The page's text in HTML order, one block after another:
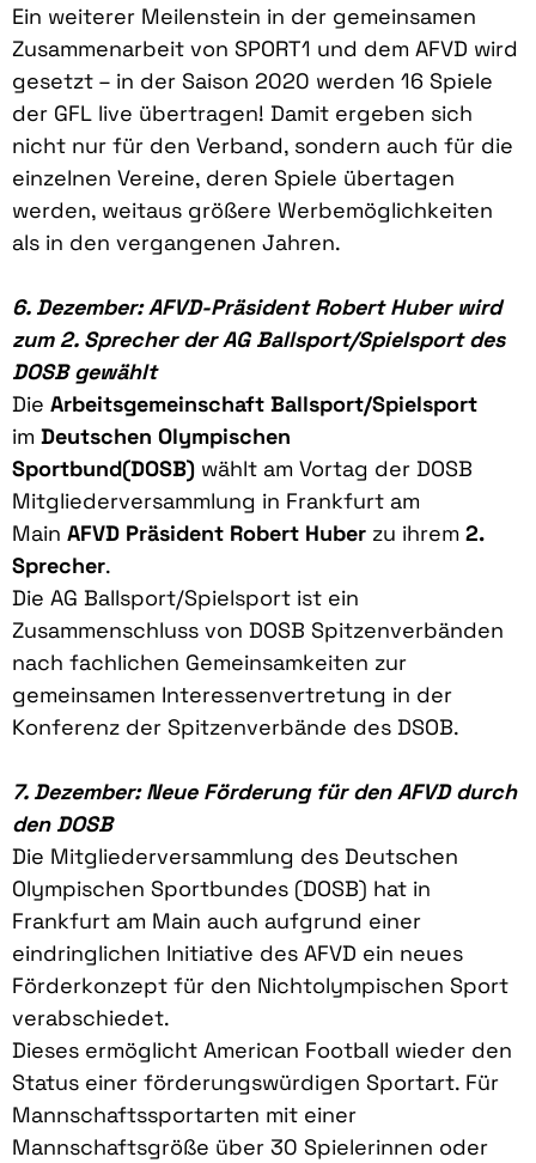
Ein weiterer Meilenstein in der gemeinsamen
Zusammenarbeit von SPORT1 und dem AFVD wird
gesetzt – in der Saison 2020 werden 16 Spiele
der GFL live übertragen! Damit ergeben sich
nicht nur für den Verband, sondern auch für die
einzelnen Vereine, deren Spiele übertagen
werden, weitaus größere Werbemöglichkeiten
als in den vergangenen Jahren.
6. Dezember: AFVD-Präsident Robert Huber wird
zum 2. Sprecher der AG Ballsport/Spielsport des
DOSB gewählt
Die Arbeitsgemeinschaft Ballsport/Spielsport
im Deutschen Olympischen
Sportbund(DOSB) wählt am Vortag der DOSB
Mitgliederversammlung in Frankfurt am
Main AFVD Präsident Robert Huber zu ihrem 2.
Sprecher.
Die AG Ballsport/Spielsport ist ein
Zusammenschluss von DOSB Spitzenverbänden
nach fachlichen Gemeinsamkeiten zur
gemeinsamen Interessenvertretung in der
Konferenz der Spitzenverbände des DSOB.
7. Dezember: Neue Förderung für den AFVD durch
den DOSB
Die Mitgliederversammlung des Deutschen
Olympischen Sportbundes (DOSB) hat in
Frankfurt am Main auch aufgrund einer
eindringlichen Initiative des AFVD ein neues
Förderkonzept für den Nichtolympischen Sport
verabschiedet.
Dieses ermöglicht American Football wieder den
Status einer förderungswürdigen Sportart. Für
Mannschaftssportarten mit einer
Mannschaftsgröße über 30 Spielerinnen oder